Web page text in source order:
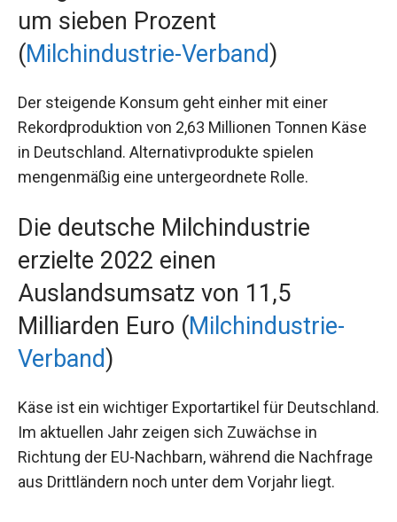
um sieben Prozent
(Milchindustrie-Verband)
Der steigende Konsum geht einher mit einer
Rekordproduktion von 2,63 Millionen Tonnen Käse
in Deutschland. Alternativprodukte spielen
mengenmäßig eine untergeordnete Rolle.
Die deutsche Milchindustrie
erzielte 2022 einen
Auslandsumsatz von 11,5
Milliarden Euro (Milchindustrie-
Verband)
Käse ist ein wichtiger Exportartikel für Deutschland.
Im aktuellen Jahr zeigen sich Zuwächse in
Richtung der EU-Nachbarn, während die Nachfrage
aus Drittländern noch unter dem Vorjahr liegt.